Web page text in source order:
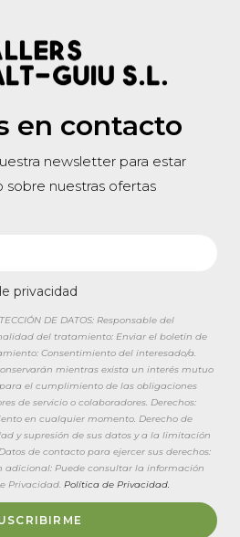
en contacto
newsletter para estar
sobre nuestras ofertas
privacidad
DE DATOS: Responsable del
del tratamiento: Enviar el boletín de
Consentimiento del interesado/a.
mientras exista un interés mutuo
el cumplimiento de las obligaciones
de servicio o colaboradores. Derechos:
en cualquier momento. Derecho de
y supresión de sus datos y a la limitación
de contacto para ejercer sus derechos:
adicional: Puede consultar la información
Privacidad. Política de Privacidad.